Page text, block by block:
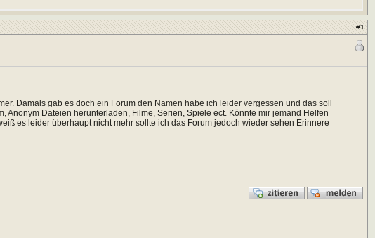
#1
Damals gab es doch ein Forum den Namen habe ich leider vergessen und das soll
Dateien herunterladen, Filme, Serien, Spiele ect. Könnte mir jemand Helfen
es leider überhaupt nicht mehr sollte ich das Forum jedoch wieder sehen Erinnere